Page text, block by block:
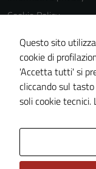
Cookie Policy
Media policy
Note legali
Dichiarazione di
Piano di
Questo sito
cookie di
'Accetta tutti' si
cliccando sul
soli cookie tecnici.